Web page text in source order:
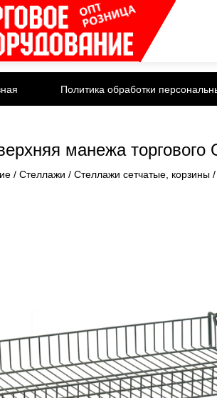
Политика обработки
манежа
/ Стеллажи / Стеллажи сетчатые, корзины